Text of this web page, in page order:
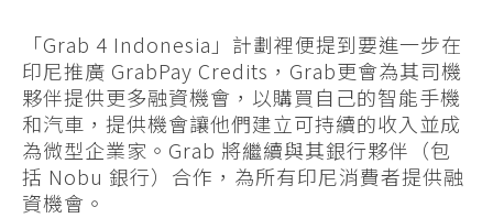
「Grab 4 Indonesia」計劃裡便提到要進一步在
印尼推廣 GrabPay Credits，Grab更會為其司機
夥伴提供更多融資機會，以購買自己的智能手機
和汽車，提供機會讓他們建立可持續的收入並成
為微型企業家。Grab 將繼續與其銀行夥伴（包
括 Nobu 銀行）合作，為所有印尼消費者提供融
資機會。